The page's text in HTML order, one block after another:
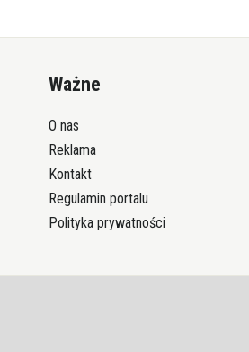
Ważne
O nas
Reklama
Kontakt
Regulamin portalu
Polityka prywatności